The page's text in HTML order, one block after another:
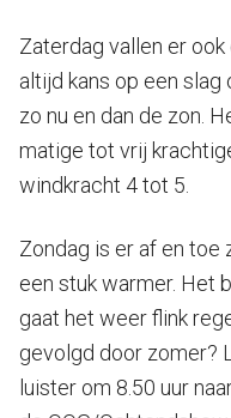
Zaterdag vallen er ook
altijd kans op een slag
zo nu en dan de zon.
matige tot vrij
windkracht 4 tot 5.
Zondag is er af en toe
een stuk warmer. Het
gaat het weer flink
gevolgd door zomer?
luister om 8.50 uur